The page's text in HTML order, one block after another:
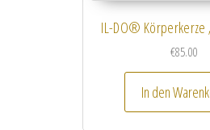
IL-DO® Körperkerze
€85.00
In den